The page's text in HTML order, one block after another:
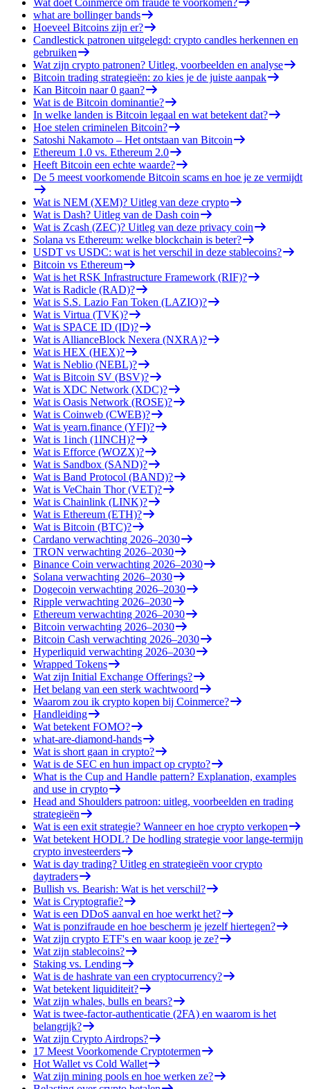
Wat doet Coinmerce om fraude te voorkomen?
what are bollinger bands
Hoeveel Bitcoins zijn er?
Candlestick patronen uitgelegd: crypto candles herkennen en
gebruiken
Wat zijn crypto patronen? Uitleg, voorbeelden en analyse
Bitcoin trading strategieën: zo kies je de juiste aanpak
Kan Bitcoin naar 0 gaan?
Wat is de Bitcoin dominantie?
In welke landen is Bitcoin legaal en wat betekent dat?
Hoe stelen criminelen Bitcoin?
Satoshi Nakamoto – Het ontstaan van Bitcoin
Ethereum 1.0 vs. Ethereum 2.0
Heeft Bitcoin een echte waarde?
De 5 meest voorkomende Bitcoin scams en hoe je ze vermijdt
Wat is NEM (XEM)? Uitleg van deze crypto
Wat is Dash? Uitleg van de Dash coin
Wat is Zcash (ZEC)? Uitleg van deze privacy coin
Solana vs Ethereum: welke blockchain is beter?
USDT vs USDC: wat is het verschil in deze stablecoins?
Bitcoin vs Ethereum
Wat is het RSK Infrastructure Framework (RIF)?
Wat is Radicle (RAD)?
Wat is S.S. Lazio Fan Token (LAZIO)?
Wat is Virtua (TVK)?
Wat is SPACE ID (ID)?
Wat is AllianceBlock Nexera (NXRA)?
Wat is HEX (HEX)?
Wat is Neblio (NEBL)?
Wat is Bitcoin SV (BSV)?
Wat is XDC Network (XDC)?
Wat is Oasis Network (ROSE)?
Wat is Coinweb (CWEB)?
Wat is yearn.finance (YFI)?
Wat is 1inch (1INCH)?
Wat is Efforce (WOZX)?
Wat is Sandbox (SAND)?
Wat is Band Protocol (BAND)?
Wat is VeChain Thor (VET)?
Wat is Chainlink (LINK)?
Wat is Ethereum (ETH)?
Wat is Bitcoin (BTC)?
Cardano verwachting 2026–2030
TRON verwachting 2026–2030
Binance Coin verwachting 2026–2030
Solana verwachting 2026–2030
Dogecoin verwachting 2026–2030
Ripple verwachting 2026–2030
Ethereum verwachting 2026–2030
Bitcoin verwachting 2026–2030
Bitcoin Cash verwachting 2026–2030
Hyperliquid verwachting 2026–2030
Wrapped Tokens
Wat zijn Initial Exchange Offerings?
Het belang van een sterk wachtwoord
Waarom zou ik crypto kopen bij Coinmerce?
Handleiding
Wat betekent FOMO?
what-are-diamond-hands
Wat is short gaan in crypto?
Wat is de SEC en hun impact op crypto?
What is the Cup and Handle pattern? Explanation, examples
and use in crypto
Head and Shoulders patroon: uitleg, voorbeelden en trading
strategieën
Wat is een exit strategie? Wanneer en hoe crypto verkopen
Wat betekent HODL? De hodling strategie voor lange-termijn
crypto investeerders
Wat is day trading? Uitleg en strategieën voor crypto
daytraders
Bullish vs. Bearish: Wat is het verschil?
Wat is Cryptografie?
Wat is een DDoS aanval en hoe werkt het?
Wat is ponzifraude en hoe bescherm je jezelf hiertegen?
Wat zijn crypto ETF's en waar koop je ze?
Wat zijn stablecoins?
Staking vs. Lending
Wat is de hashrate van een cryptocurrency?
Wat betekent liquiditeit?
Wat zijn whales, bulls en bears?
Wat is twee-factor-authenticatie (2FA) en waarom is het
belangrijk?
Wat zijn Crypto Airdrops?
17 Meest Voorkomende Cryptotermen
Hot Wallet vs Cold Wallet
Wat zijn mining pools en hoe werken ze?